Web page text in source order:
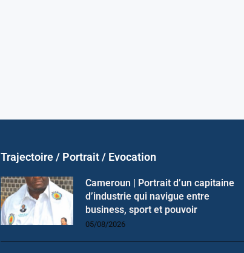
Trajectoire / Portrait / Evocation
Cameroun | Portrait d’un capitaine
d’industrie qui navigue entre
business, sport et pouvoir
05/08/2026